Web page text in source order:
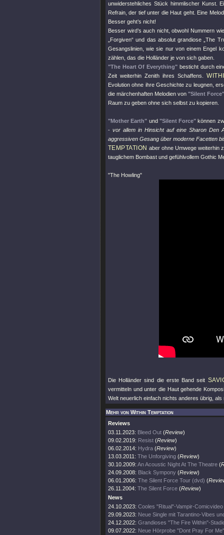
unwiderstehliches Stück himmlischer Kunst.
Refrain, der tief unter die Haut geht. Eine
Besser geht’s nicht!
Besser wird’s auch nicht, obwohl Nummern
„Forgiven“ und das absolut grandiose „The
Gesangslinien, wie sie nur von einem Engel
zählen, das die Holländer je von sich gaben.
"The Heart Of Everything" besticht durch
Zeit weiterhin Zenith ihres Schaffens.
Evolution ohne ihre Geschichte zu leugnen,
die märchenhaften Melodien von "Silent Force"
Raum zu geben ohne sich selbst zu kopieren.
"Mother Earth" und "Silent Force" können
- vor allem in Hinsicht auf eine Sharon Den
aggressiven Gesang über moderne Facetten
TEMPTATION aber ohne Umwege weiterhin
tauglichem Bombast und gefühlvollem Gothic
"The Howling"
Die Holländer sind die erste Band seit
vermitteln und unter die Haut gehende
Welt neuerlich einfach nichts anderes übrig,
Mehr von Within Temptation
Reviews
03.11.2023: Bleed Out (Review)
09.02.2019: Resist (Review)
06.02.2014: Hydra (Review)
13.03.2011: The Unforgiving (Review)
30.10.2009: An Acoustic Night At The Theatre (
24.09.2008: Black Sympony (Review)
06.01.2006: The Silent Force Tour (dvd) (
26.11.2004: The Silent Force (Review)
News
24.10.2023: Cooles "Ritual"-Vampir-Comicvideo
29.09.2023: Neue Single mit Tarantino-Vibes
24.12.2022: Grandioses "The Fire Within"-
09.07.2022: Neue Hörprobe "Dont Pray For Me"